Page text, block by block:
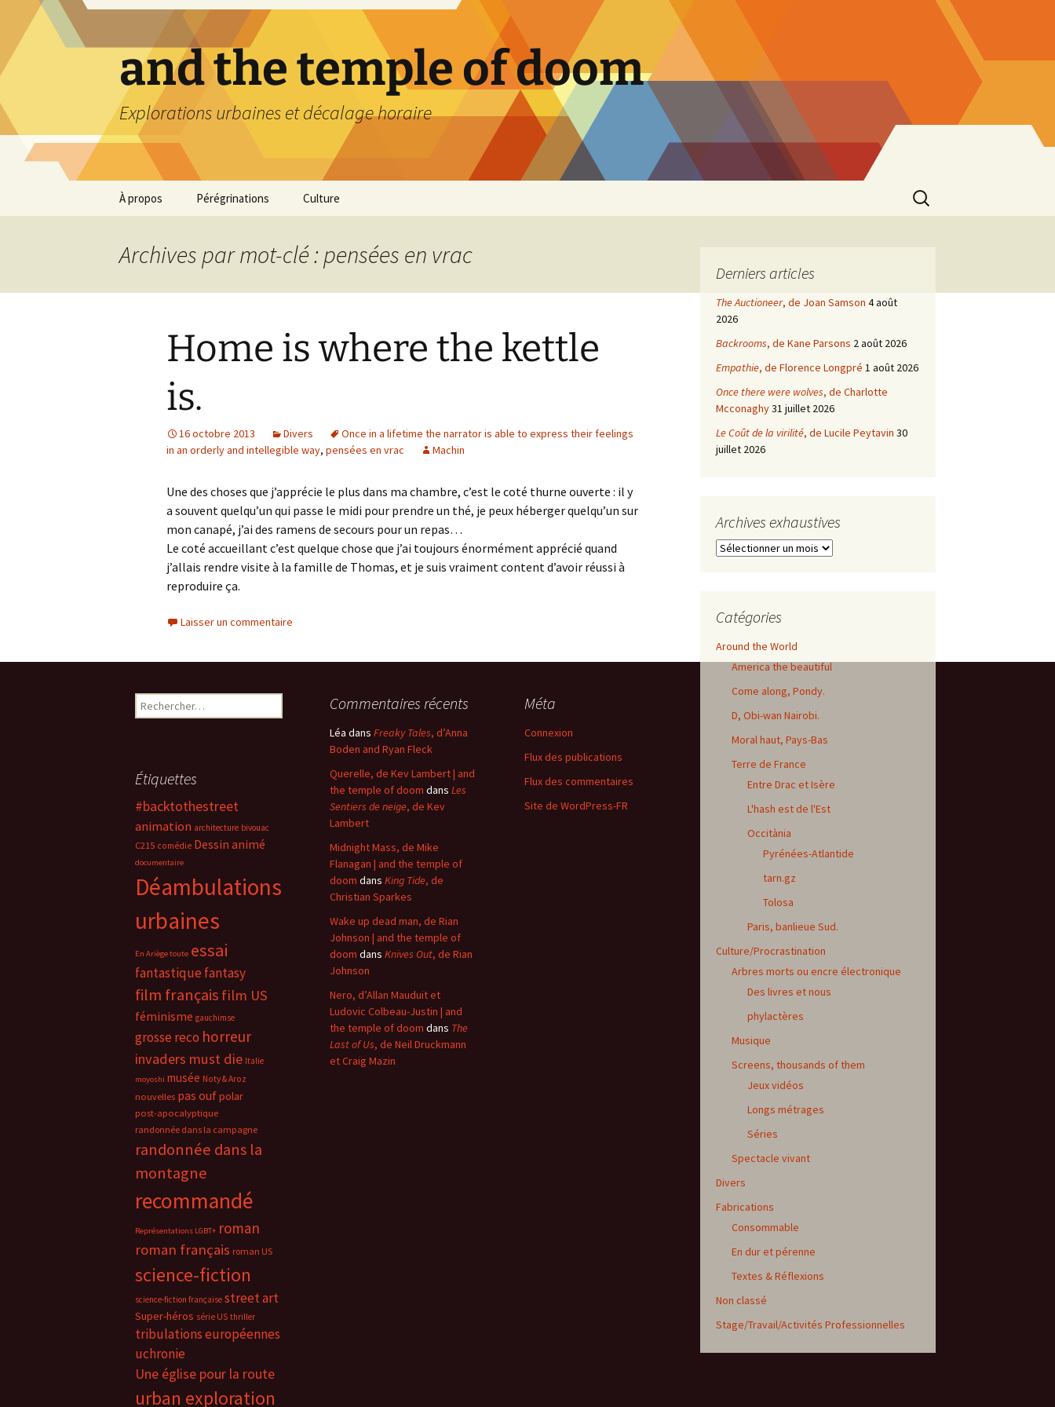
contenu
and the temple of doom
Explorations urbaines et décalage horaire
À propos Pérégrinations Culture
Rechercher :
Archives par mot-clé : pensées en vrac
Home is where the kettle
is.
16 octobre 2013 Divers
Once in a lifetime the narrator is able to express their feelings
in an orderly and intellegible way, pensées en vrac Machin
Une des choses que j’apprécie le plus dans ma chambre, c’est le coté thurne ouverte : il y
a souvent quelqu’un qui passe le midi pour prendre un thé, je peux héberger quelqu’un sur
mon canapé, j’ai des ramens de secours pour un repas…
Le coté accueillant c’est quelque chose que j’ai toujours énormément apprécié quand
j’allais rendre visite à la famille de Thomas, et je suis vraiment content d’avoir réussi à
reproduire ça.
Laisser un commentaire
Derniers articles
The Auctioneer, de Joan Samson 4 août
2026
Backrooms, de Kane Parsons 2 août 2026
Empathie, de Florence Longpré 1 août 2026
Once there were wolves, de Charlotte
Mcconaghy31 juillet 2026
Le Coût de la virilité, de Lucile Peytavin 30
juillet 2026
Archives exhaustives
Archives
Catégories
Around the World
America the beautiful
Come along, Pondy.
D, Obi-wan Nairobi.
Moral haut, Pays-Bas
Terre de France
Entre Drac et Isère
L'hash est de l'Est
Occitània
Pyrénées-Atlantide
tarn.gz
Tolosa
Paris, banlieue Sud.
Culture/Procrastination
Arbres morts ou encre électronique
Des livres et nous
phylactères
Musique
Screens, thousands of them
Jeux vidéos
Longs métrages
Séries
Spectacle vivant
Divers
Fabrications
Consommable
En dur et pérenne
Textes & Réflexions
Non classé
Stage/Travail/Activités Professionnelles
Rechercher : Commentaires récents
Léa dans Freaky Tales, d’Anna
Boden and Ryan Fleck
Querelle, de Kev Lambert | and
the temple of doom dans Les
Sentiers de neige, de Kev
Lambert
Midnight Mass, de Mike
Flanagan | and the temple of
doom dans King Tide, de
Christian Sparkes
Wake up dead man, de Rian
Johnson | and the temple of
doom dans Knives Out, de Rian
Johnson
Nero, d’Allan Mauduit et
Ludovic Colbeau-Justin | and
the temple of doom dans The
Last of Us, de Neil Druckmann
et Craig Mazin
Méta
Connexion
Flux des publications
Flux des commentaires
Site de WordPress-FR
Étiquettes
#backtothestreet
animation architecture bivouac
C215 comédie Dessin animé
documentaire
Déambulations
urbaines
En Ariège toute essai
fantastiquefantasy
film français film US
féminisme gauchimse
grosse reco horreur
invaders must die Italie
moyoshi musée Noty & Aroz
nouvelles pas oufpolar
post-apocalyptique
randonnée dans la campagne
randonnée dans la
montagne
recommandé
Représentations LGBT+ roman
roman français roman US
science-fiction
science-fiction française street art
Super-héros série US thriller
tribulations européennes
uchronie
Une église pour la route
urban exploration